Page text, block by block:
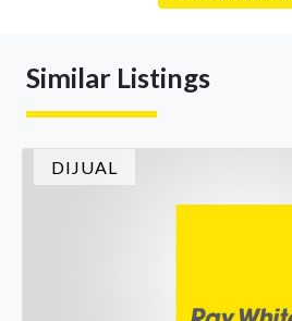
Similar Listings
DIJUAL